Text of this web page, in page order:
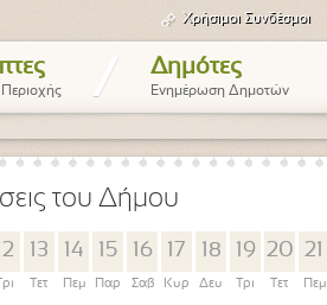
Χρήσιμοι Συνδέσμοι
/ Δημότες
Ενημέρωση Δημοτών
του Δήμου
12
Τρι
13
Τετ
14
Πεμ
15
Παρ
16
Σαβ
17
Κυρ
18
Δευ
19
Τρι
20
Τετ
21
Πεμ